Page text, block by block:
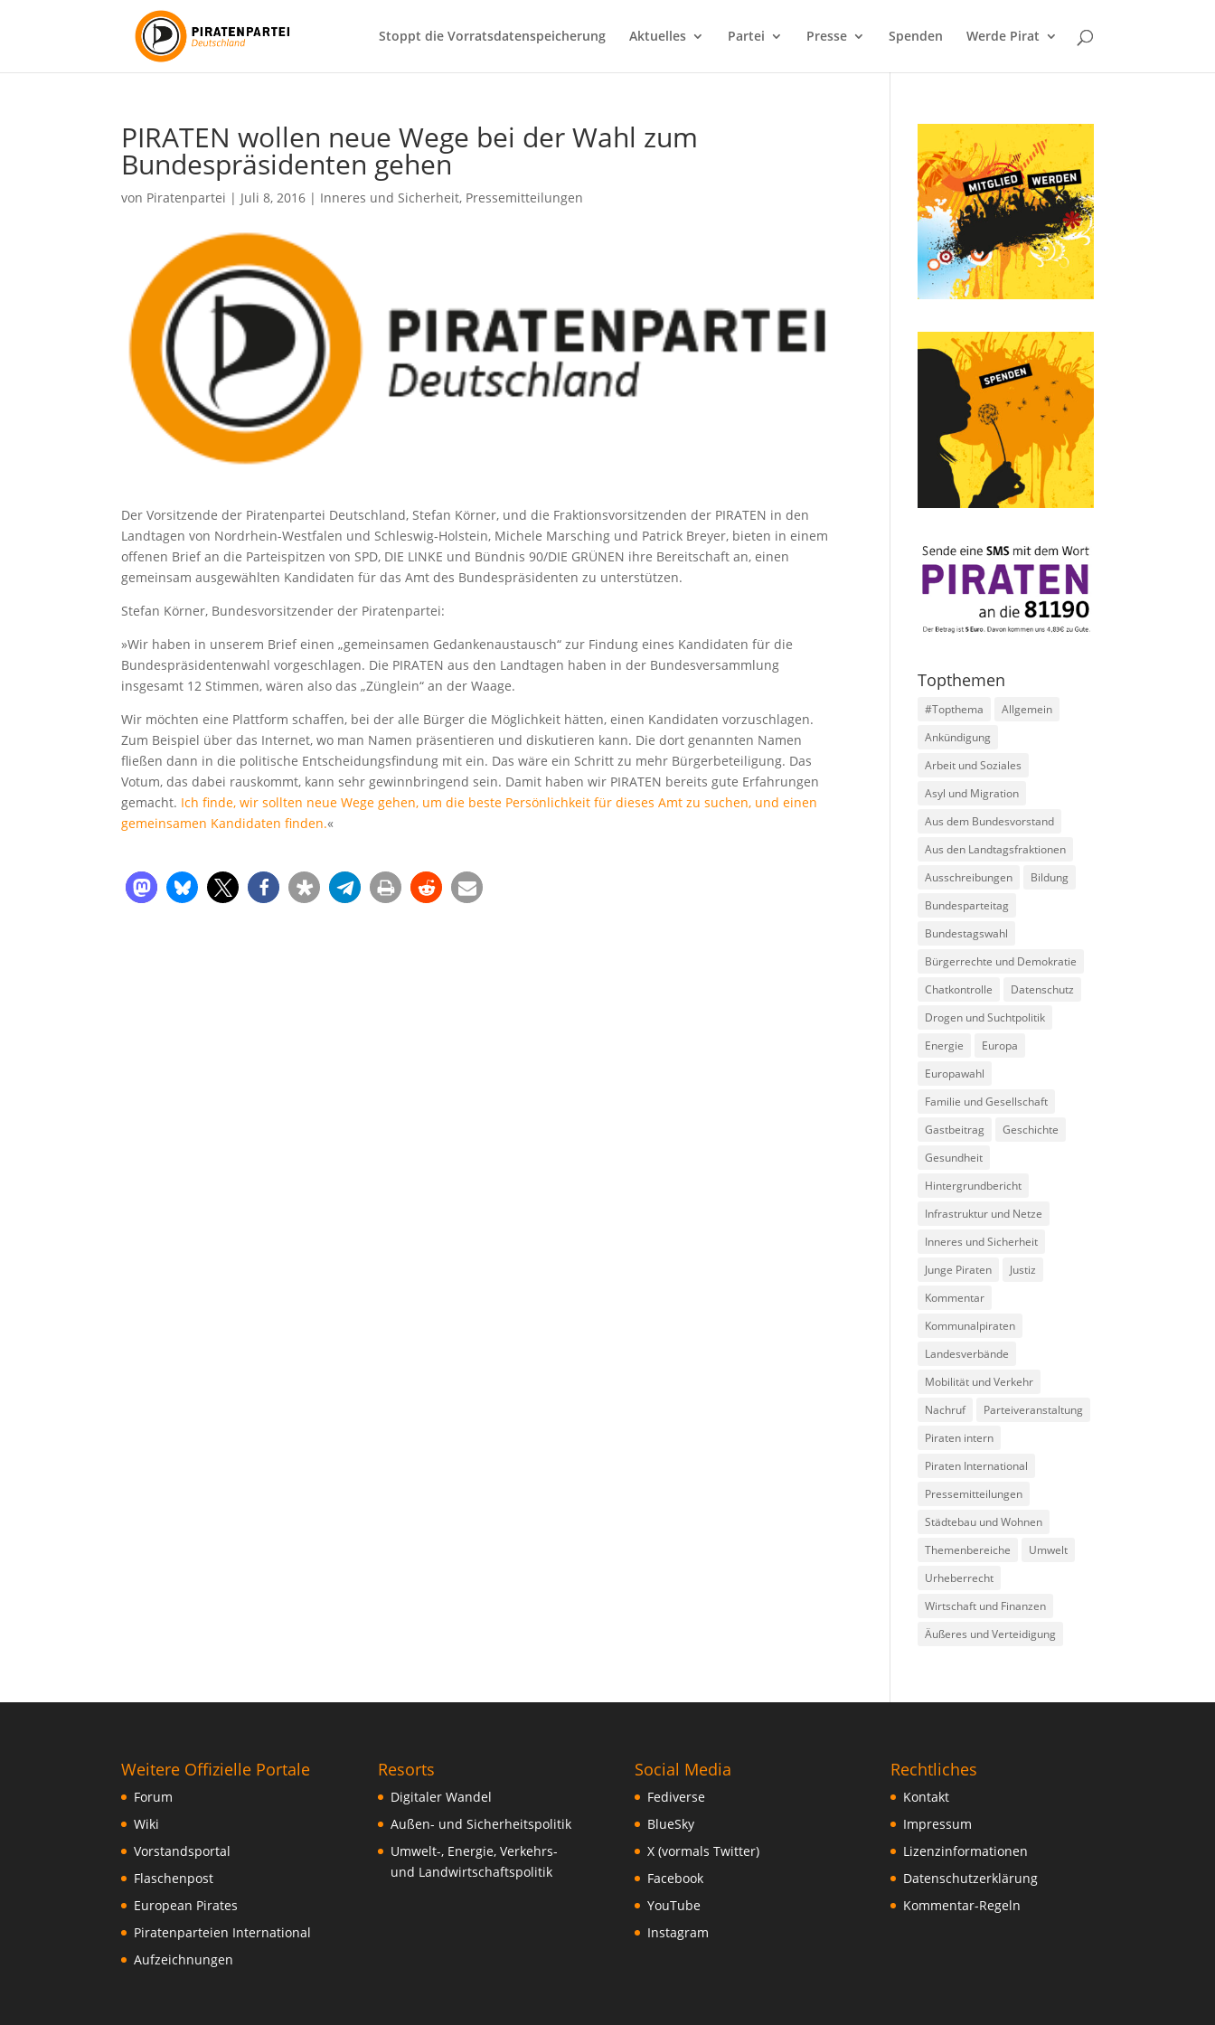
Stoppt die Vorratsdatenspeicherung Aktuelles Partei Presse Spenden Werde Pirat
PIRATEN wollen neue Wege bei der Wahl zum
Bundespräsidenten gehen
von Piratenpartei | Juli 8, 2016 | Inneres und Sicherheit, Pressemitteilungen
Der Vorsitzende der Piratenpartei Deutschland, Stefan Körner, und die Fraktionsvorsitzenden der PIRATEN in den
Landtagen von Nordrhein-Westfalen und Schleswig-Holstein, Michele Marsching und Patrick Breyer, bieten in einem
offenen Brief an die Parteispitzen von SPD, DIE LINKE und Bündnis 90/DIE GRÜNEN ihre Bereitschaft an, einen
gemeinsam ausgewählten Kandidaten für das Amt des Bundespräsidenten zu unterstützen.
Stefan Körner, Bundesvorsitzender der Piratenpartei:
»Wir haben in unserem Brief einen „gemeinsamen Gedankenaustausch“ zur Findung eines Kandidaten für die
Bundespräsidentenwahl vorgeschlagen. Die PIRATEN aus den Landtagen haben in der Bundesversammlung
insgesamt 12 Stimmen, wären also das „Zünglein“ an der Waage.
Wir möchten eine Plattform schaffen, bei der alle Bürger die Möglichkeit hätten, einen Kandidaten vorzuschlagen.
Zum Beispiel über das Internet, wo man Namen präsentieren und diskutieren kann. Die dort genannten Namen
fließen dann in die politische Entscheidungsfindung mit ein. Das wäre ein Schritt zu mehr Bürgerbeteiligung. Das
Votum, das dabei rauskommt, kann sehr gewinnbringend sein. Damit haben wir PIRATEN bereits gute Erfahrungen
gemacht. Ich finde, wir sollten neue Wege gehen, um die beste Persönlichkeit für dieses Amt zu suchen, und einen
gemeinsamen Kandidaten finden.«
Topthemen
#Topthema
Allgemein
Ankündigung
Arbeit und Soziales
Asyl und Migration
Aus dem Bundesvorstand
Aus den Landtagsfraktionen
Ausschreibungen
Bildung
Bundesparteitag
Bundestagswahl
Bürgerrechte und Demokratie
Chatkontrolle
Datenschutz
Drogen und Suchtpolitik
Energie
Europa
Europawahl
Familie und Gesellschaft
Gastbeitrag
Geschichte
Gesundheit
Hintergrundbericht
Infrastruktur und Netze
Inneres und Sicherheit
Junge Piraten
Justiz
Kommentar
Kommunalpiraten
Landesverbände
Mobilität und Verkehr
Nachruf
Parteiveranstaltung
Piraten intern
Piraten International
Pressemitteilungen
Städtebau und Wohnen
Themenbereiche
Umwelt
Urheberrecht
Wirtschaft und Finanzen
Äußeres und Verteidigung
Weitere Offizielle Portale
Forum
Wiki
Vorstandsportal
Flaschenpost
European Pirates
Piratenparteien International
Aufzeichnungen
Resorts
Digitaler Wandel
Außen- und Sicherheitspolitik
Umwelt-, Energie, Verkehrs-
und Landwirtschaftspolitik
Social Media
Fediverse
BlueSky
X (vormals Twitter)
Facebook
YouTube
Instagram
Rechtliches
Kontakt
Impressum
Lizenzinformationen
Datenschutzerklärung
Kommentar-Regeln